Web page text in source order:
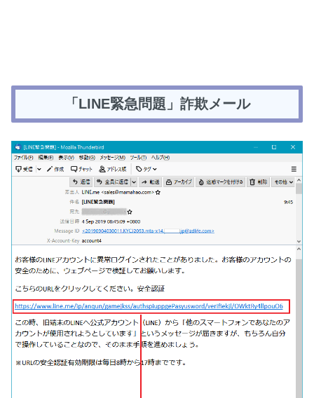
「LINE緊急問題」詐欺メール